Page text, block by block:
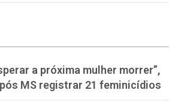
a próxima mulher morrer”,
MS registrar 21 feminicídios